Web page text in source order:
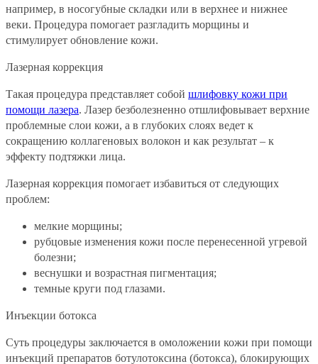
например, в носогубные складки или в верхнее и нижнее
веки. Процедура помогает разгладить морщины и
стимулирует обновление кожи.
Лазерная коррекция
Такая процедура представляет собой шлифовку кожи при
помощи лазера. Лазер безболезненно отшлифовывает верхние
проблемные слои кожи, а в глубоких слоях ведет к
сокращению коллагеновых волокон и как результат – к
эффекту подтяжки лица.
Лазерная коррекция помогает избавиться от следующих
проблем:
мелкие морщины;
рубцовые изменения кожи после перенесенной угревой
болезни;
веснушки и возрастная пигментация;
темные круги под глазами.
Инъекции ботокса
Суть процедуры заключается в омоложении кожи при помощи
инъекций препаратов ботулотоксина (ботокса), блокирующих